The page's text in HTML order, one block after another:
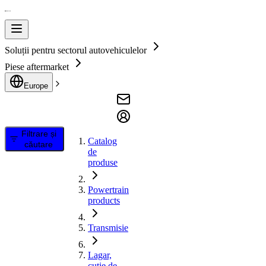
Soluții pentru sectorul autovehiculelor
Piese aftermarket
Europe
Filtrare și
căutare
Catalog
de
produse
Powertrain
products
Transmisie
Lagar,